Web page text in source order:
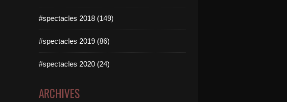
#spectacles 2018 (149)
#spectacles 2019 (86)
#spectacles 2020 (24)
ARCHIVES